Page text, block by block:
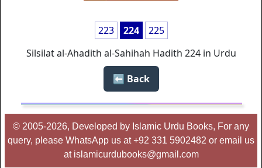
223 224
225
Silsilat al-Ahadith al-Sahihah Hadith 224 in Urdu
Back ⬅️
© 2005-2026, Developed by Islamic Urdu Books, For any
query, please WhatsApp us at +92 331 5902482 or email us
at islamicurdubooks@gmail.com